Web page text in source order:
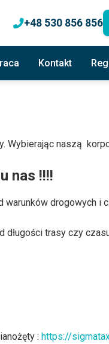
+48 530 856 856
Kontakt
Wybierając naszą
nas !!!!
drogowych i
trasy czy
: https://